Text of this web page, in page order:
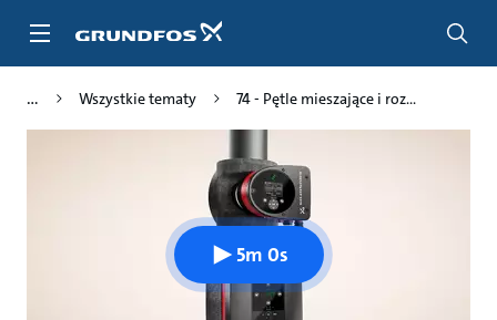
Wszystkie tematy 74 - Pętle mieszające i roz...
5m 0s